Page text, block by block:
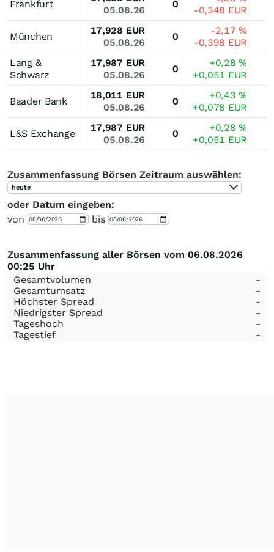
Frankfurt
05.08.26
0
-0,348 EUR
München
17,928 EUR
05.08.26
0
-2,17%
-0,398 EUR
Lang &
Schwarz
17,987 EUR
05.08.26
0
+0,28%
+0,051 EUR
Baader Bank
18,011 EUR
05.08.26
0
+0,43%
+0,078 EUR
L&S Exchange
17,987 EUR
05.08.26
0
+0,28%
+0,051 EUR
Zusammenfassung Börsen Zeitraum auswählen:
heute
oder Datum eingeben:
von
bis
Zusammenfassung aller Börsen vom 06.08.2026
00:25 Uhr
Gesamtvolumen
-
Gesamtumsatz
-
Höchster Spread
-
Niedrigster Spread
-
Tageshoch
-
Tagestief
-